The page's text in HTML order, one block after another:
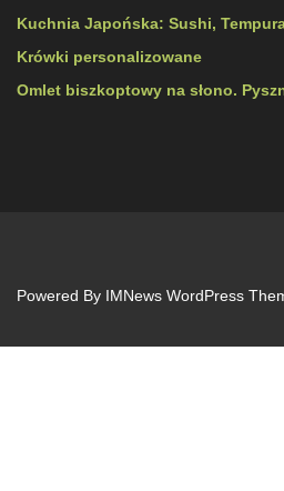
Kuchnia Japońska: Sushi,
Krówki personalizowane
Omlet biszkoptowy na słono.
Powered By IMNews WordPress